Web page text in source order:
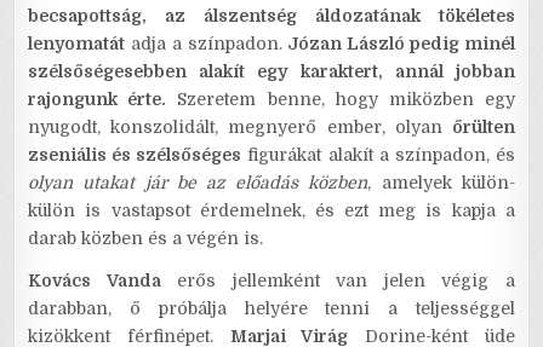
becsapottság, az álszentség áldozatának tökéletes
lenyomatát adja a színpadon. Józan László pedig minél
szélsőségesebben alakít egy karaktert, annál jobban
rajongunk érte. Szeretem benne, hogy miközben egy
nyugodt, konszolidált, megnyerő ember, olyan őrülten
zseniális és szélsőséges figurákat alakít a színpadon, és
olyan utakat jár be az előadás közben, amelyek külön-
külön is vastapsot érdemelnek, és ezt meg is kapja a
darab közben és a végén is.
Kovács Vandaerős jellemként van jelen végig a
darabban, ő próbálja helyére tenni a teljességgel
kizökkent férfinépet. Marjai Virág Dorine-ként üde